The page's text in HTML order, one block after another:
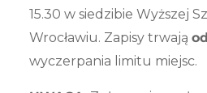
15.30 w siedzibie Wyższej
Wrocławiu. Zapisy trwają
wyczerpania limitu miejsc.